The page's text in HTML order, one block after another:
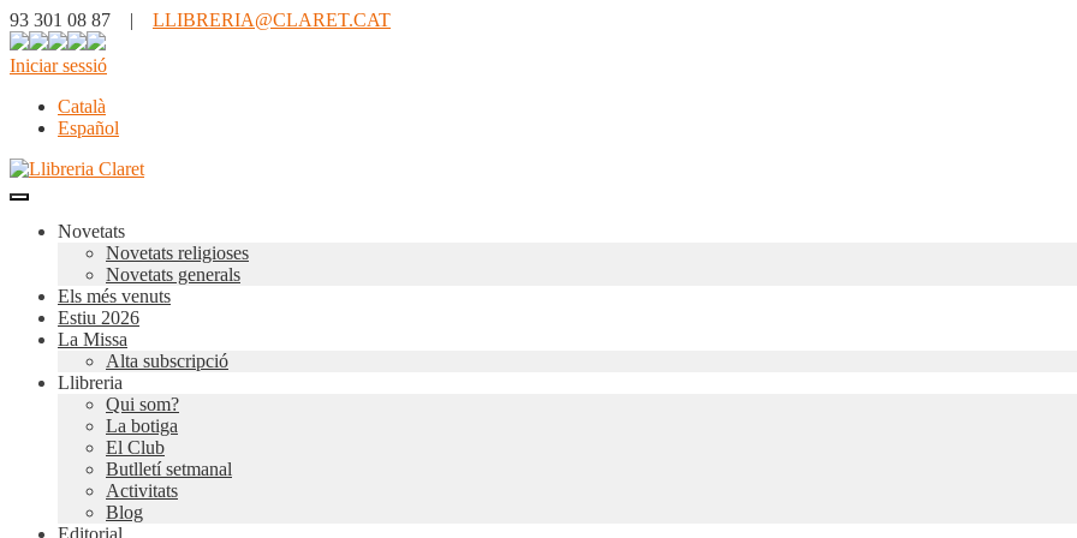
93 301 08 87 | LLIBRERIA@CLARET.CAT
Iniciar sessió
Català
Español
Novetats
Novetats religioses
Novetats generals
Els més venuts
Estiu 2026
La Missa
Alta subscripció
Llibreria
Qui som?
La botiga
El Club
Butlletí setmanal
Activitats
Blog
Editorial